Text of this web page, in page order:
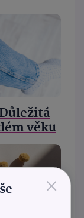
věku
×